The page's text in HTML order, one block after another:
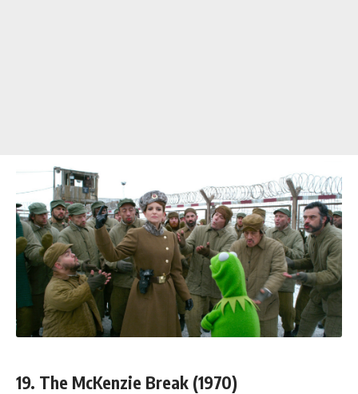
19. The McKenzie Break (1970)